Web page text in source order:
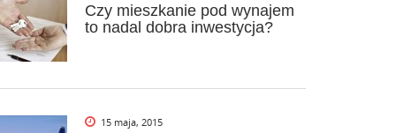
Czy mieszkanie pod wynajem
to nadal dobra inwestycja?
15 maja, 2015